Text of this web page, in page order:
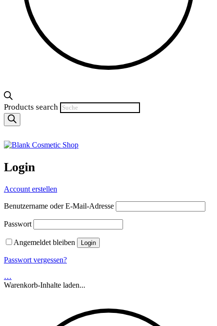
Products search
Login
Account erstellen
Benutzername oder E-Mail-Adresse
Passwort
Angemeldet bleiben
Passwort vergessen?
…
Warenkorb-Inhalte laden...